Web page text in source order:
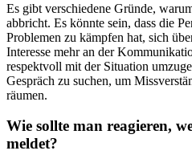
Es gibt verschiedene Gründe,
abbricht. Es könnte sein, dass die
Problemen zu kämpfen hat, sich
Interesse mehr an der
respektvoll mit der Situation
Gespräch zu suchen, um
räumen.
Wie sollte man reagieren,
meldet?